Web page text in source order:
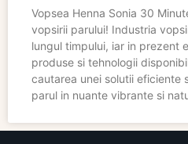
Vopsea Henna Sonia 30
vopsirii parului! Industria
lungul timpului, iar in prezent
produse si tehnologii
cautarea unei solutii eficiente
parul in nuante vibrante si